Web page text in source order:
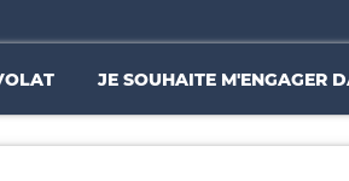
JE SOUHAITE M'ENGAGER